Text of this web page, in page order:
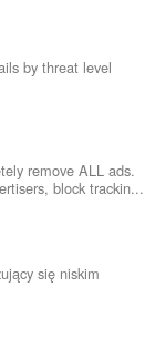
by threat level
remove ALL ads.
block trackin...
się niskim